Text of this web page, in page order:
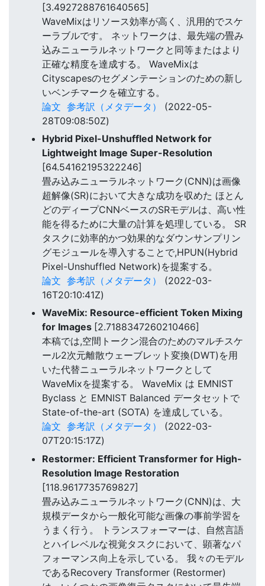
[3.4927288761640565]
WaveMixはリソース効率が高く、汎用的でスケ
ーラブルです。 ネットワークは、最先端の畳み
込みニューラルネットワークと同等またはより
正確な精度を達成する。 WaveMixは
Cityscapesのセグメンテーションのための新し
いベンチマークを確立する。
論文 参考訳（メタデータ）
(2022-05-
28T09:08:50Z)
Hybrid Pixel-Unshuffled Network for
Lightweight Image Super-Resolution
[64.54162195322246]
畳み込みニューラルネットワーク(CNN)は画像
超解像(SR)において大きな成功を収めた ほとん
どのディープCNNベースのSRモデルは、高い性
能を得るために大量の計算を処理している。 SR
タスクに効率的かつ効果的なダウンサンプリン
グモジュールを導入することで,HPUN(Hybrid
Pixel-Unshuffled Network)を提案する。
論文 参考訳（メタデータ）
(2022-03-
16T20:10:41Z)
WaveMix: Resource-efficient Token Mixing
for Images [2.7188347260210466]
本稿では,空間トークン混合のためのマルチスケ
ール2次元離散ウェーブレット変換(DWT)を用
いた代替ニューラルネットワークとして
WaveMixを提案する。 WaveMix は EMNIST
Byclass と EMNIST Balanced データセットで
State-of-the-art (SOTA) を達成している。
論文 参考訳（メタデータ）
(2022-03-
07T20:15:17Z)
Restormer: Efficient Transformer for High-
Resolution Image Restoration
[118.9617735769827]
畳み込みニューラルネットワーク(CNN)は、大
規模データから一般化可能な画像の事前学習を
うまく行う。 トランスフォーマーは、自然言語
とハイレベルな視覚タスクにおいて、顕著なパ
フォーマンス向上を示している。 我々のモデル
であるRecovery Transformer (Restormer)